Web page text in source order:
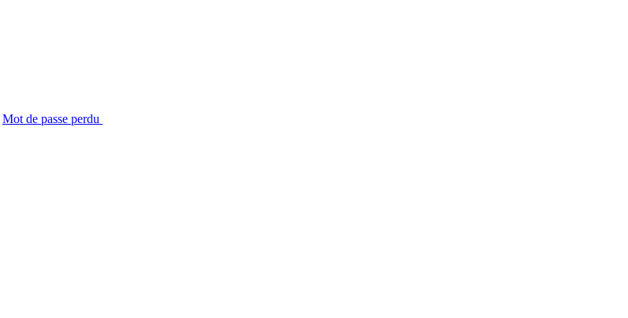
Mot de passe perdu